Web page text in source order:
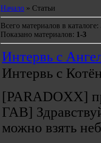
Начало » Статьи
Всего материалов в каталоге:
Показано материалов: 1-3
Интервь с
Интервь с
[PARADOXX]
ГАВ]
можно взять